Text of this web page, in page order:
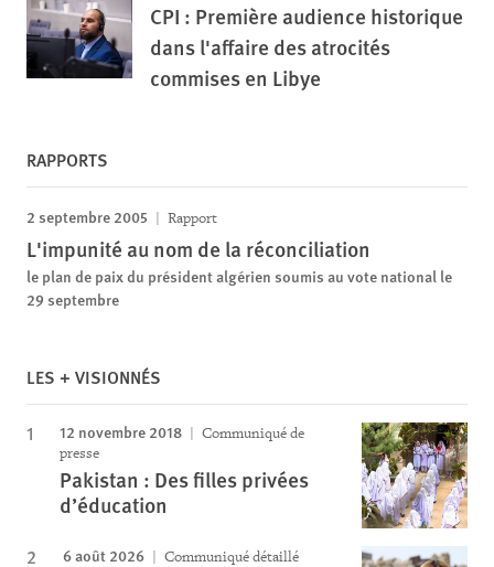
CPI : Première audience historique
dans l'affaire des atrocités
commises en Libye
RAPPORTS
2 septembre 2005 Rapport
L'impunité au nom de la réconciliation
le plan de paix du président algérien soumis au vote national le
29 septembre
LES + VISIONNÉS
12 novembre 2018
Communiqué de
presse
Pakistan : Des filles privées
d’éducation
6 août 2026 Communiqué détaillé